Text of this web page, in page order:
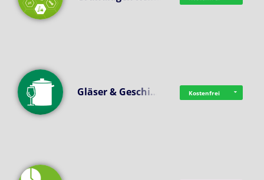
Gläser & Geschi… Kostenfrei